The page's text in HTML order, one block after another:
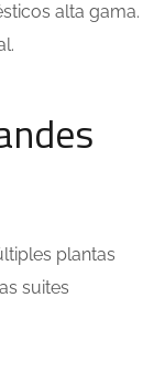
alta gama.
plantas
suites